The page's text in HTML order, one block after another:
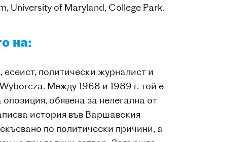
University of Maryland, College Park.
на:
политически журналист и
Между 1968 и 1989 г. той е
обявена за нелегална от
история във Варшавския
по политически причини, а